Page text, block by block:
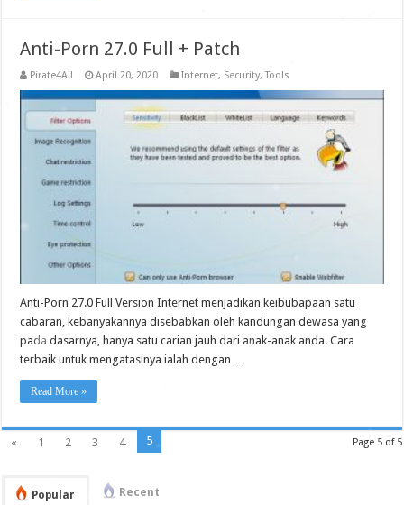
Anti-Porn 27.0 Full + Patch
Pirate4All April 20, 2020 Internet, Security,Tools
Anti-Porn 27.0 Full Version Internet menjadikan keibubapaan satu
cabaran, kebanyakannya disebabkan oleh kandungan dewasa yang
pada dasarnya, hanya satu carian jauh dari anak-anak anda. Cara
terbaik untuk mengatasinya ialah dengan …
Read More »
Page 5 of 5
« 1 2 3 4 5
Popular Recent